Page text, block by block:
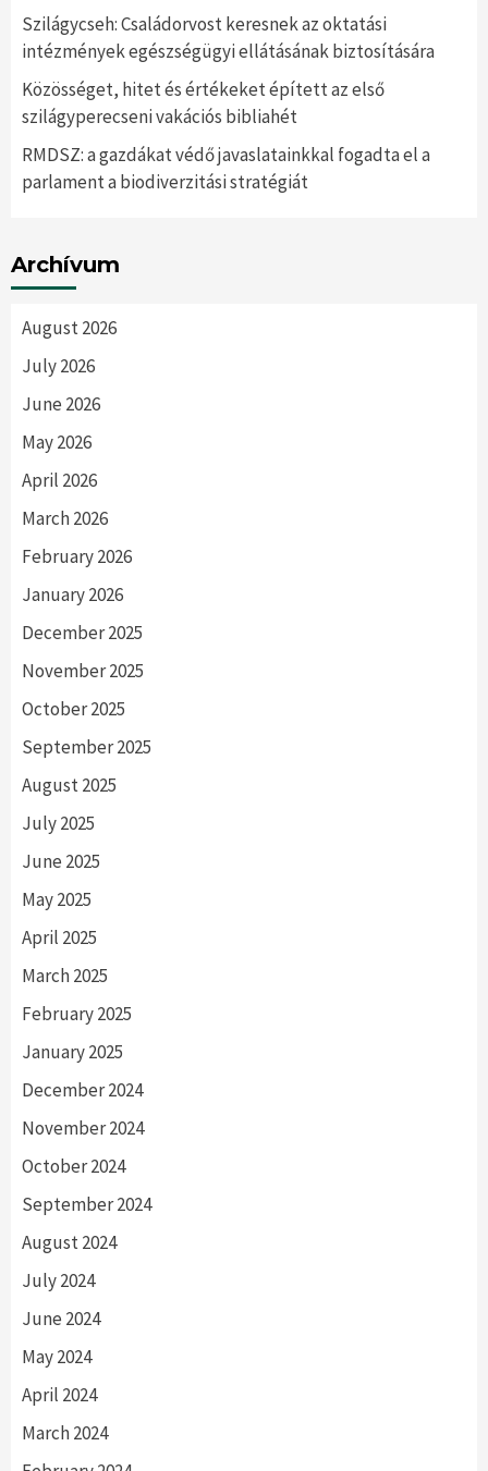
Szilágycseh: Családorvost keresnek az oktatási
intézmények egészségügyi ellátásának biztosítására
Közösséget, hitet és értékeket épített az első
szilágyperecseni vakációs bibliahét
RMDSZ: a gazdákat védő javaslatainkkal fogadta el a
parlament a biodiverzitási stratégiát
Archívum
August 2026
July 2026
June 2026
May 2026
April 2026
March 2026
February 2026
January 2026
December 2025
November 2025
October 2025
September 2025
August 2025
July 2025
June 2025
May 2025
April 2025
March 2025
February 2025
January 2025
December 2024
November 2024
October 2024
September 2024
August 2024
July 2024
June 2024
May 2024
April 2024
March 2024